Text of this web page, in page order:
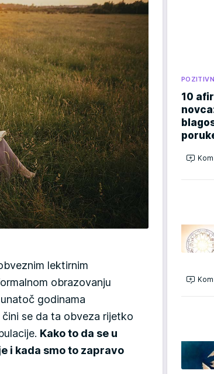
lektirnim
obrazovanju
godinama
se da ta obveza rijetko
Kako to da se u
i kada smo to zapravo
10